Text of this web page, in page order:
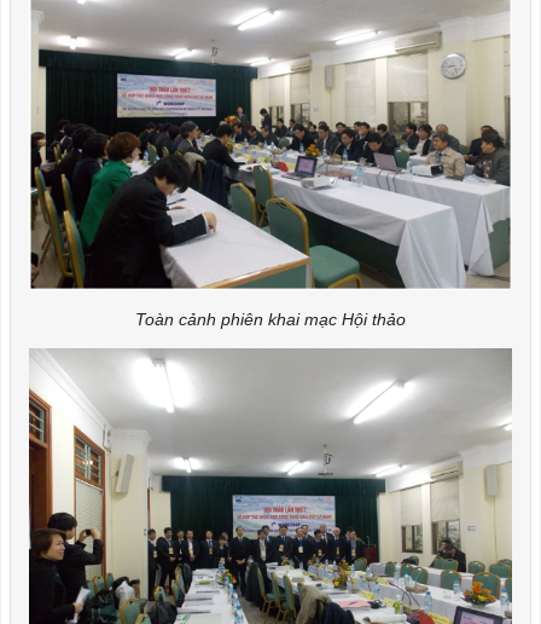
Toàn cảnh phiên khai mạc Hội thảo